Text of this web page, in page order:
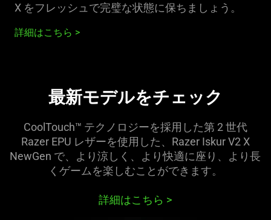
X をフレッシュで完璧な状態に保ちまし ょう 。
詳細はこちら
最新モデルをチェック
CoolTouch™ テクノロジーを採用した第 2 世代
Razer EPU レザーを使用した、Razer Iskur V2 X
NewGen で、より涼しく、より快適に座り、より長
くゲームを楽しむことができ ます。
詳細はこちら >